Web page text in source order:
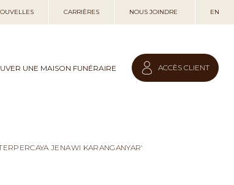
CARRIÈRES NOUS JOINDRE EN
UNE MAISON FUNÉRAIRE ACCÈS CLIENT
JENAWI KARANGANYAR'